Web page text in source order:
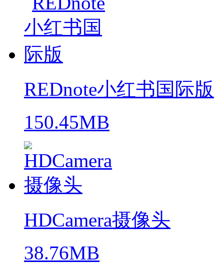
REDnote小红书国际版
150.45MB
HDCamera摄像头
38.76MB